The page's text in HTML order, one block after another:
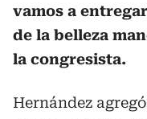
vamos a
de la belleza
la congresista.
Hernández